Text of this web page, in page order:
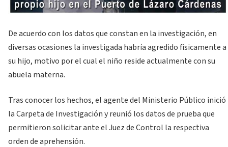
De acuerdo con los datos que constan en la investigación, en
diversas ocasiones la investigada habría agredido físicamente a
su hijo, motivo por el cual el niño reside actualmente con su
abuela materna.
Tras conocer los hechos, el agente del Ministerio Público inició
la Carpeta de Investigación y reunió los datos de prueba que
permitieron solicitar ante el Juez de Control la respectiva
orden de aprehensión.